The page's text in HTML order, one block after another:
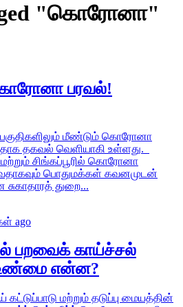
"கொரோனா"
பரவல்!
பகுதிகளிலும் மீண்டும் கொரோனா
தகவல் வெளியாகி உள்ளது.
சிங்கப்பூரில் கொரோனா
பொதுமக்கள் கவனமுடன்
துறை...
ago
பறவைக் காய்ச்சல்
உண்மை என்ன?
மற்றும் தடுப்பு மையத்தின்